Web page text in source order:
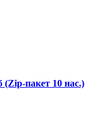
(Zip-пакет 10 нас.)